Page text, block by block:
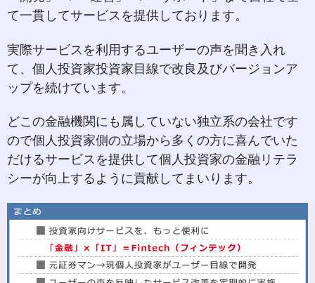
て一貫してサービスを提供しております。
実際サービスを利用するユーザーの声を聞き入れ
て、個人投資家投資家目線で改良及びバージョンア
ップを続けています。
どこの金融機関にも属していない独立系の会社です
ので個人投資家側の立場から多くの方に喜んでいた
だけるサービスを提供して個人投資家の金融リテラ
シーが向上するように貢献してまいります。